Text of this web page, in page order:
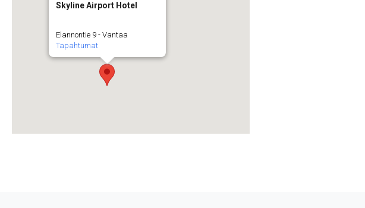
Skyline Airport Hotel
Elannontie 9 - Vantaa
Tapahtumat